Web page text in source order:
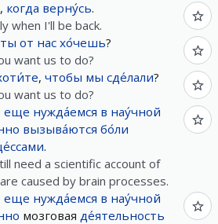
, когда верну́сь.
when I'll be back.
ты от нас хо́чешь?
want us to do?
, чтобы мы сде́лали?
want us to do?
еще нужда́емся в нау́чной
вызыва́ются бо́ли
.
need a scientific account of
caused by brain processes.
еще нужда́емся в нау́чной
мозговая де́ятельность